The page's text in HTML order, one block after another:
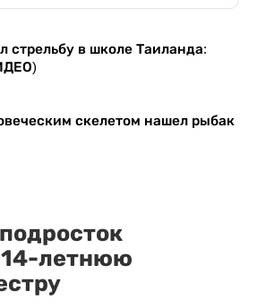
стрельбу в школе Таиланда:
скелетом нашел рыбак
14-летнюю